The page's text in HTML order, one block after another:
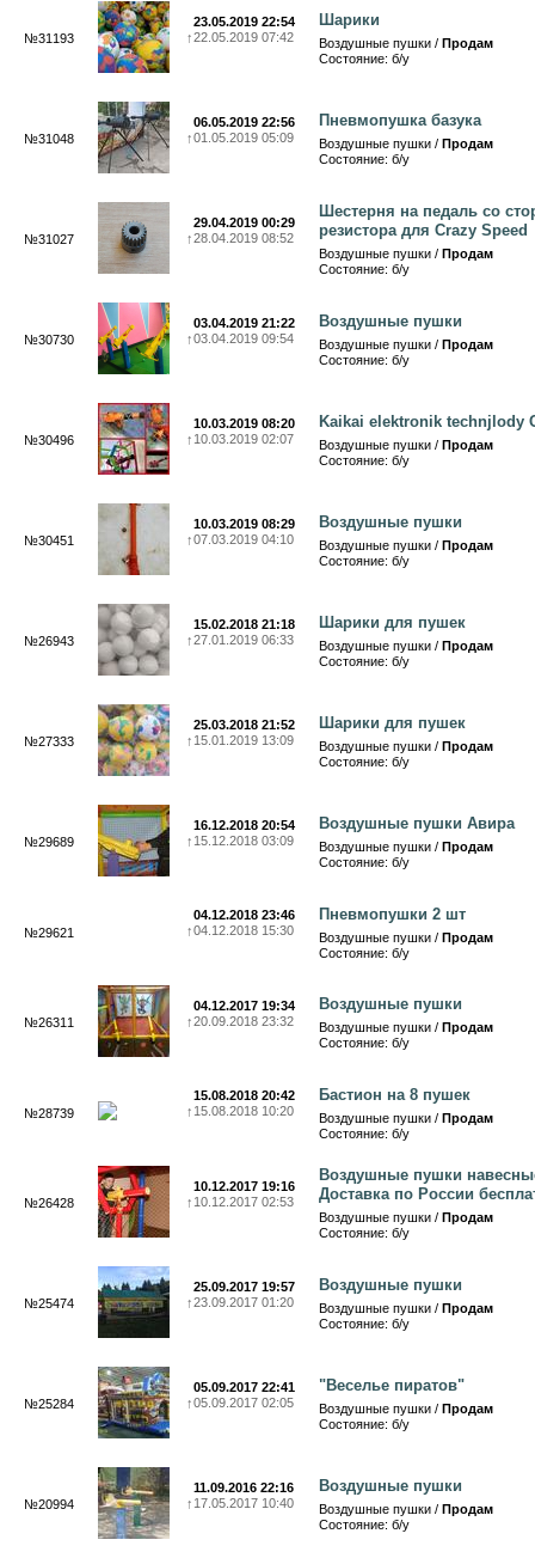
№31193
23.05.2019 22:54
↑22.05.2019 07:42
Шарики
Воздушные пушки / Продам
Состояние: б/у
№31048
06.05.2019 22:56
↑01.05.2019 05:09
Пневмопушка базука
Воздушные пушки / Продам
Состояние: б/у
№31027
29.04.2019 00:29
↑28.04.2019 08:52
Шестерня на педаль со
резистора для Crazy Speed
Воздушные пушки / Продам
Состояние: б/у
№30730
03.04.2019 21:22
↑03.04.2019 09:54
Воздушные пушки
Воздушные пушки / Продам
Состояние: б/у
№30496
10.03.2019 08:20
↑ 10.03.2019 02:07
Kaikai elektronik technjlody
Воздушные пушки / Продам
Состояние: б/у
№30451
10.03.2019 08:29
↑07.03.2019 04:10
Воздушные пушки
Воздушные пушки / Продам
Состояние: б/у
№26943
15.02.2018 21:18
↑27.01.2019 06:33
Шарики для пушек
Воздушные пушки / Продам
Состояние: б/у
№27333
25.03.2018 21:52
↑ 15.01.2019 13:09
Шарики для пушек
Воздушные пушки / Продам
Состояние: б/у
№29689
16.12.2018 20:54
↑ 15.12.2018 03:09
Воздушные пушки Авира
Воздушные пушки / Продам
Состояние: б/у
№29621
04.12.2018 23:46
↑04.12.2018 15:30
Пневмопушки 2 шт
Воздушные пушки / Продам
Состояние: б/у
№26311
04.12.2017 19:34
↑20.09.2018 23:32
Воздушные пушки
Воздушные пушки / Продам
Состояние: б/у
№28739
15.08.2018 20:42
↑ 15.08.2018 10:20
Бастион на 8 пушек
Воздушные пушки / Продам
Состояние: б/у
№26428
10.12.2017 19:16
↑ 10.12.2017 02:53
Воздушные пушки
Доставка по России
Воздушные пушки / Продам
Состояние: б/у
№25474
25.09.2017 19:57
↑23.09.2017 01:20
Воздушные пушки
Воздушные пушки / Продам
Состояние: б/у
№25284
05.09.2017 22:41
↑05.09.2017 02:05
"Веселье пиратов"
Воздушные пушки / Продам
Состояние: б/у
№20994
11.09.2016 22:16
↑ 17.05.2017 10:40
Воздушные пушки
Воздушные пушки / Продам
Состояние: б/у